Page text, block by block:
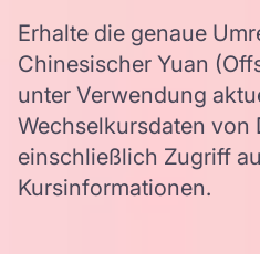
Erhalte die genaue
Chinesischer Yuan
unter Verwendung
Wechselkursdaten von
einschließlich Zugriff
Kursinformationen.